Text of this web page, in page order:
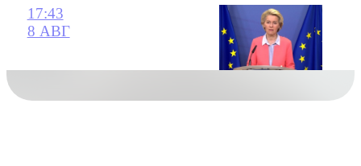
17:43
8 АВГ